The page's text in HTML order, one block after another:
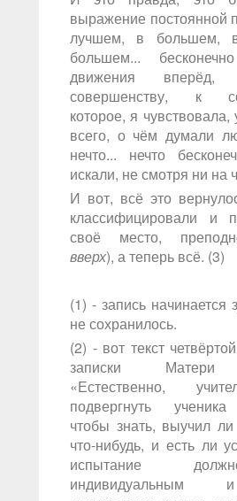
выражение постоянной
лучшем, в большем,
большем...
движения
совершенству, к
которое, я чувствовала,
всего, о чём думали
нечто... нечто
искали, не смотря ни на
И вот, всё это
классифицировали и
своё место,
вверх), а теперь всё. (3)
(1) - запись начинается
не сохранилось.
(2) - вот текст
записки Матери
«Естественно,
подвергнуть
чтобы знать, выучил
что-нибудь, и есть ли
испытание